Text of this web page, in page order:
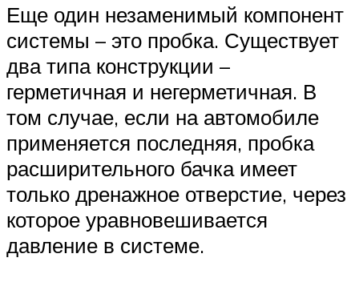
Еще один незаменимый компонент
системы – это пробка. Существует
два типа конструкции –
герметичная и негерметичная. В
том случае, если на автомобиле
применяется последняя, пробка
расширительного бачка имеет
только дренажное отверстие, через
которое уравновешивается
давление в системе.